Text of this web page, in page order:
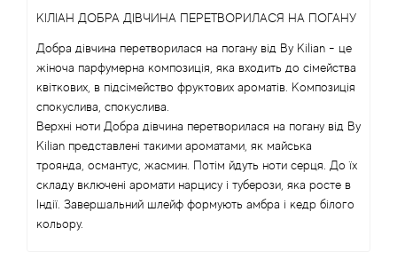
КІЛІАН ДОБРА ДІВЧИНА ПЕРЕТВОРИЛАСЯ НА ПОГАНУ
Добра дівчина перетворилася на погану від By Kilian - це
жіноча парфумерна композиція, яка входить до сімейства
квіткових, в підсімейство фруктових ароматів. Композиція
спокуслива, спокуслива.
Верхні ноти Добра дівчина перетворилася на погану від By
Kilian представлені такими ароматами, як майська
троянда, османтус, жасмин. Потім йдуть ноти серця. До їх
складу включені аромати нарцису і туберози, яка росте в
Індії. Завершальний шлейф формують амбра і кедр білого
кольору.
Antonio Visconti
Aquolina
Arabesque Perfumes
Arabiyat
Aramis